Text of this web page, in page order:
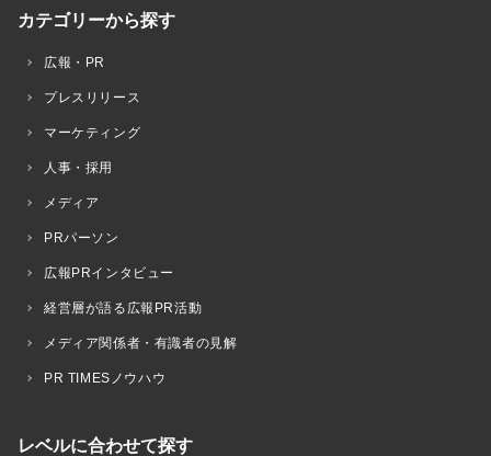
カテゴリーから探す
広報・PR
プレスリリース
マーケティング
人事・採用
メディア
PRパーソン
広報PRインタビュー
経営層が語る広報PR活動
メディア関係者・有識者の見解
PR TIMESノウハウ
レベルに合わせて探す